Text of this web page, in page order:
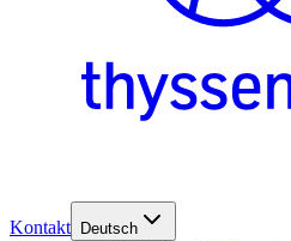
Kontakt Deutsch